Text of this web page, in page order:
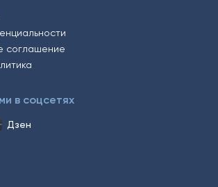
соглашение
в соцсетях
Дзен